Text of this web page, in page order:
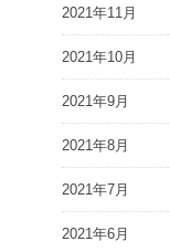
2021年11月
2021年10月
2021年9月
2021年8月
2021年7月
2021年6月